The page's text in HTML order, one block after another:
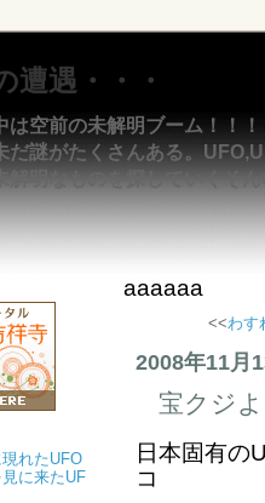
遭遇・・・
は空前の未解明ブーム！！！
だ謎がたくさんある。
解明なものを探していくそ
れたUFO
に来たUF
aaaaaa
<<わす
2008年11月
宝クジ
日本固有の
コ